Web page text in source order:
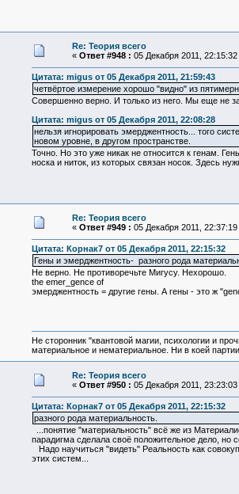
Re: Теория всего
« Ответ #948 : 05 Декабря 2011, 22:15:32
Цитата: migus от 05 Декабря 2011, 21:59:43
четвёртое измерение хорошо "видно" из
Совершенно верно. И только из него. Мы еще не
Цитата: migus от 05 Декабря 2011, 22:08:28
нельзя игнорировать эмерджентность... того
новом уровне, в другом пространстве.
Точно. Но это уже никак не относится к генам.
носка и ниток, из которых связан носок. Здесь
Re: Теория всего
« Ответ #949 : 05 Декабря 2011, 22:37:19
Цитата: Корнак7 от 05 Декабря 2011, 22:15:32
Гены и эмерджентность- разного рода
Не верно. Не противоречьте Мигусу. Нехорошо.
the emer_gence of
эмерджентность = другие гены. А гены - это ж
Не сторонник "квантовой магии, психологии и
материальное и нематериальное. Ни в коей
Re: Теория всего
« Ответ #950 : 05 Декабря 2011, 23:23:03
Цитата: Корнак7 от 05 Декабря 2011, 22:15:32
разного рода материальность.
...понятие "материальность" всё же из
парадигма сделала своё положительное дело,
Надо научиться "видеть" Реальность как
этих систем...